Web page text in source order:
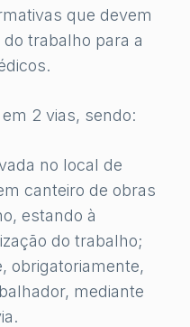
que devem
trabalho para a
2 vias, sendo:
no local de
canteiro de obras
estando à
do trabalho;
obrigatoriamente,
mediante